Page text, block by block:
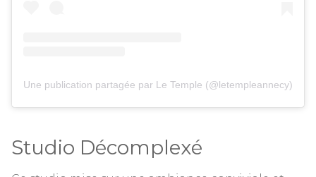
Une publication partagée par Le Temple (@letempleannecy)
Studio Décomplexé